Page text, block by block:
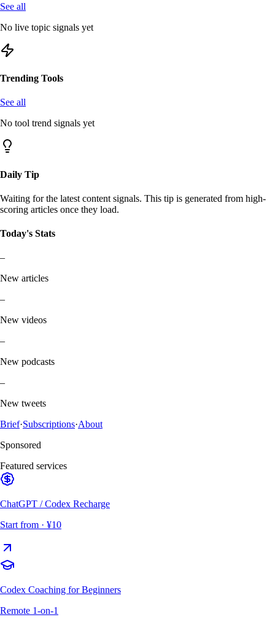
See all
No live topic signals yet
Trending Tools
See all
No tool trend signals yet
Daily Tip
Waiting for the latest content signals. This tip is generated from high-
scoring articles once they load.
Today's Stats
–
New articles
–
New videos
–
New podcasts
–
New tweets
Brief·Subscriptions·About
Sponsored
Featured services
ChatGPT / Codex Recharge
Start from · ¥10
Codex Coaching for Beginners
Remote 1-on-1